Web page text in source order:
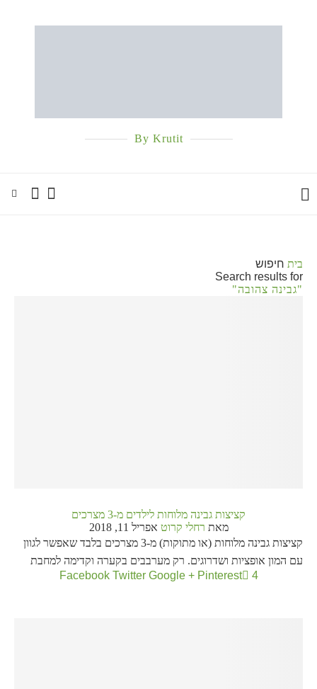
By Krutit
בית חיפוש
Search results for
"גבינה צהובה"
קציצות גבינה מלוחות לילדים מ-3 מצרכים
מאת רחלי קרוט אפריל 11, 2018
קציצות גבינה מלוחות (או מתוקות) מ-3 מצרכים בלבד שאפשר לגוון
עם המון אופציות ושדרוגים. רק מערבבים בקערה וקדימה למחבת
4
Facebook Twitter Google + Pinterest